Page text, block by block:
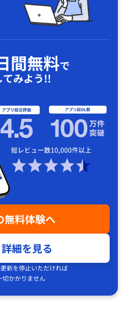
間無料で
てみよう!!
無料体験へ
細を見る
新を停止いただければ
切かかりません